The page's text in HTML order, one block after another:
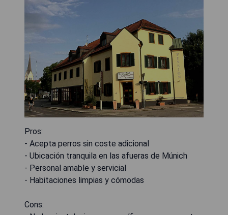
Pros:
- Acepta perros sin coste adicional
- Ubicación tranquila en las afueras de Múnich
- Personal amable y servicial
- Habitaciones limpias y cómodas
Cons: